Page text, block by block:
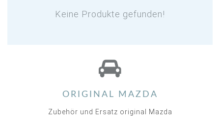
Keine Produkte gefunden!
ORIGINAL MAZDA
Zubehör und Ersatz original Mazda